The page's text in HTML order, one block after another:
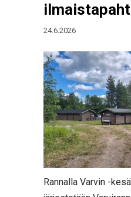
24.6.2026
Rannalla Varvin -